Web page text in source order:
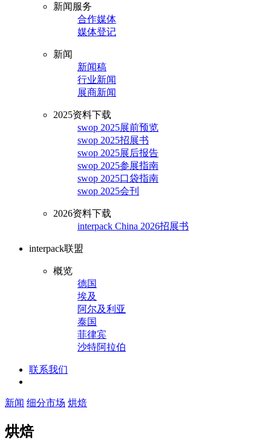
新闻服务
合作媒体
媒体登记
新闻
新闻稿
行业新闻
展商新闻
2025资料下载
swop 2025展前预览
swop 2025招展书
swop 2025展后报告
swop 2025参展指南
swop 2025口袋指南
swop 2025会刊
2026资料下载
interpack China 2026招展书
interpack联盟
概览
德国
埃及
阿尔及利亚
泰国
菲律宾
沙特阿拉伯
联系我们
新闻 细分市场 烘焙
烘焙